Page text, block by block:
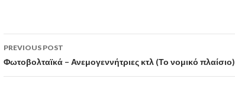
Post
navigation
PREVIOUS POST
Φωτοβολταϊκά – Ανεμογεννήτριες κτλ (Το νομικό πλαίσιο)